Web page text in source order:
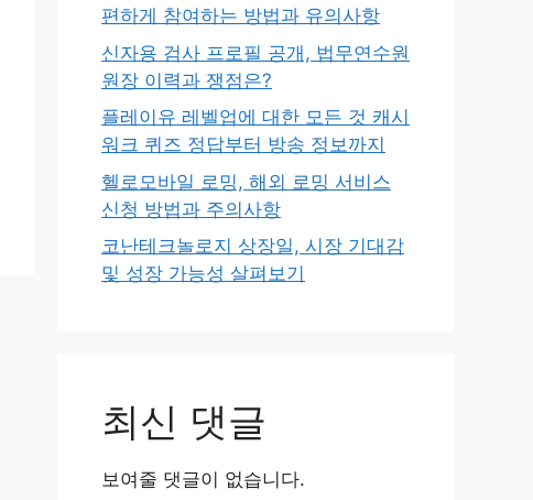
편하게 참여하는 방법과 유의사항
신자용 검사 프로필 공개, 법무연수원
원장 이력과 쟁점은?
플레이유 레벨업에 대한 모든 것 캐시
워크 퀴즈 정답부터 방송 정보까지
헬로모바일 로밍, 해외 로밍 서비스
신청 방법과 주의사항
코난테크놀로지 상장일, 시장 기대감
및 성장 가능성 살펴보기
최신 댓글
보여줄 댓글이 없습니다.